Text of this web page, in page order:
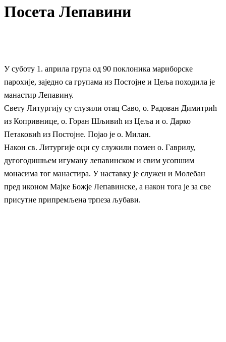
Посета Лепавини
У суботу 1. априла група од 90 поклоника мариборске
парохије, заједно са групама из Постојне и Цеља походила је
манастир Лепавину.
Свету Литургију су слузили отац Саво, о. Радован Димитрић
из Копривнице, о. Горан Шљивић из Цеља и о. Дарко
Петаковић из Постојне. Појао је о. Милан.
Након св. Литургије оци су служили помен о. Гаврилу,
дугогодишњем игуману лепавинском и свим усопшим
монасима тог манастира. У наставку је служен и Молебан
пред иконом Мајке Божје Лепавинске, а након тога је за све
присутне припремљена трпеза љубави.